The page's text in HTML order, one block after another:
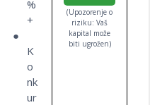
%
+
K
o
nk
ur
(Upozorenje o
riziku: Vaš
kapital može
biti ugrožen)